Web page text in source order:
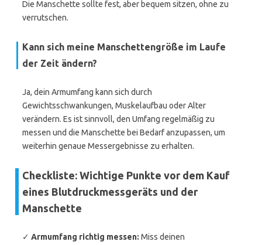
Die Manschette sollte fest, aber bequem sitzen, ohne zu
verrutschen.
Kann sich meine Manschettengröße im Laufe
der Zeit ändern?
Ja, dein Armumfang kann sich durch
Gewichtsschwankungen, Muskelaufbau oder Alter
verändern. Es ist sinnvoll, den Umfang regelmäßig zu
messen und die Manschette bei Bedarf anzupassen, um
weiterhin genaue Messergebnisse zu erhalten.
Checkliste: Wichtige Punkte vor dem Kauf
eines Blutdruckmessgeräts und der
Manschette
✓ Armumfang richtig messen: Miss deinen